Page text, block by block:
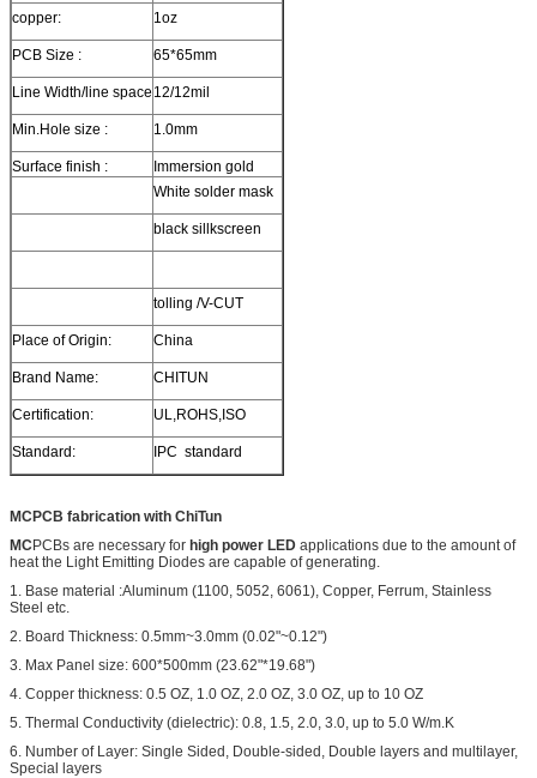
copper: 1oz
PCB Size : 65*65mm
Line Width/line space 12/12mil
Min.Hole size : 1.0mm
Surface finish :
Immersion gold
White solder mask
black sillkscreen
tolling /V-CUT
Place of Origin: China
Brand Name: CHITUN
Certification: UL,ROHS,ISO
Standard: IPC standard
MCPCB fabrication with ChiTun
MCPCBs are necessary for high power LED applications due to the amount of
heat the Light Emitting Diodes are capable of generating.
1. Base material :Aluminum (1100, 5052, 6061), Copper, Ferrum, Stainless
Steel etc.
2. Board Thickness: 0.5mm~3.0mm (0.02"~0.12")
3. Max Panel size: 600*500mm (23.62"*19.68")
4. Copper thickness: 0.5 OZ, 1.0 OZ, 2.0 OZ, 3.0 OZ, up to 10 OZ
5. Thermal Conductivity (dielectric): 0.8, 1.5, 2.0, 3.0, up to 5.0 W/m.K
6. Number of Layer: Single Sided, Double-sided, Double layers and multilayer,
Special layers